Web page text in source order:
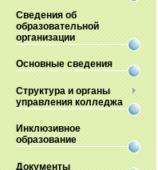
Сведения об
образовательной
организации
Основные сведения
Структура и органы
управления колледжа
Инклюзивное
образование
Документы